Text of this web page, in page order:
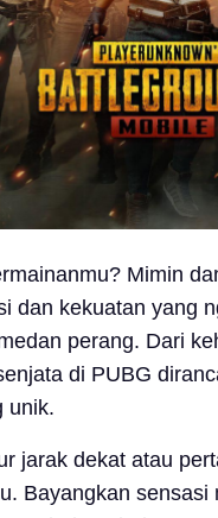
Mimin
dan kekuatan yang
perang. Dari
di PUBG
unik.
jarak dekat atau
Bayangkan